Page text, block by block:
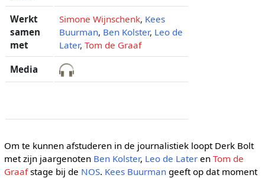
Werkt
samen
met
Simone Wijnschenk, Kees
Buurman, Ben Kolster, Leo de
Later, Tom de Graaf
Media
Om te kunnen afstuderen in de journalistiek loopt Derk Bolt
met zijn jaargenoten Ben Kolster, Leo de Lateren Tom de
Graafstage bij de NOS. Kees Buurmangeeft op dat moment